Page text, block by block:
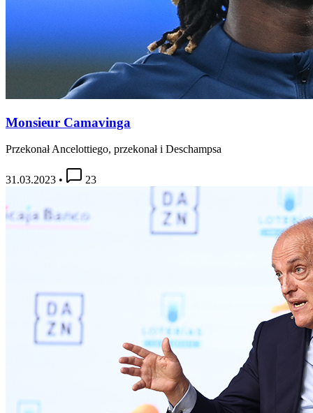
Monsieur Camavinga
Przekonał Ancelottiego, przekonał i Deschampsa
31.03.2023 • 23